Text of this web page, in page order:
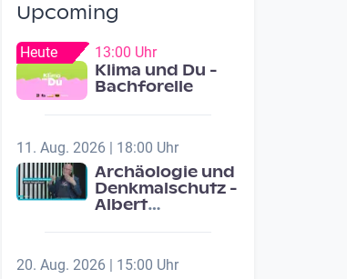
Upcoming
Heute 13:00 Uhr
Klima und Du -
Bachforelle
11. Aug. 2026 | 18:00 Uhr
Archäologie und
Denkmalschutz -
Albert
20. Aug. 2026 | 15:00 Uhr